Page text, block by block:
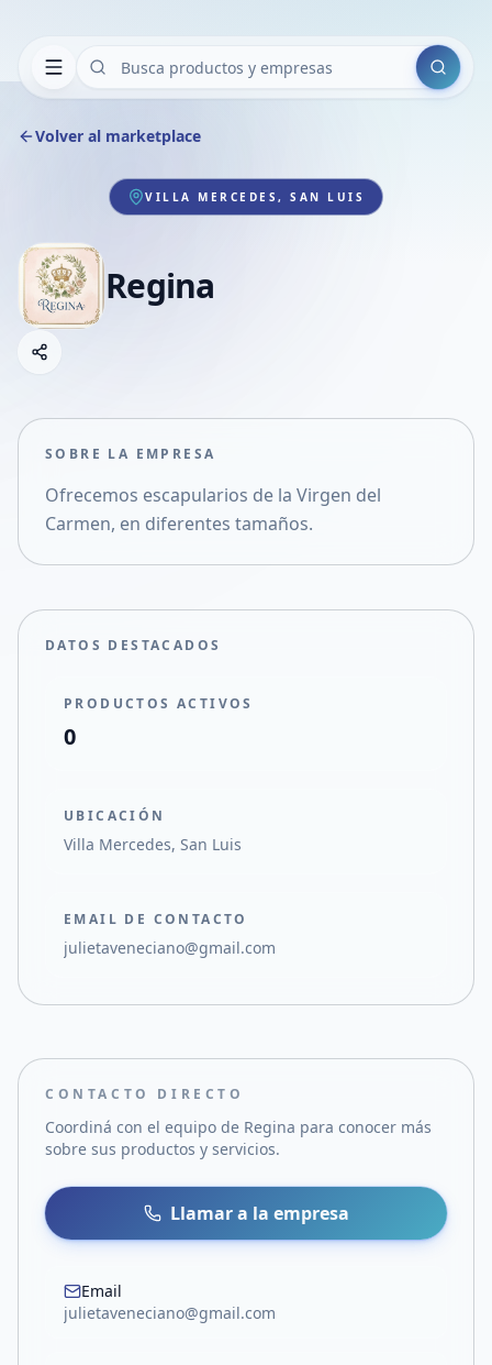
Buscar
Volver al marketplace
VILLA MERCEDES, SAN LUIS
Regina
Compartir empresa
Compartir en X
SOBRE LA EMPRESA
Ofrecemos escapularios de la Virgen del
Carmen, en diferentes tamaños.
DATOS DESTACADOS
PRODUCTOS ACTIVOS
0
UBICACIÓN
Villa Mercedes, San Luis
EMAIL DE CONTACTO
julietaveneciano@gmail.com
CONTACTO DIRECTO
Coordiná con el equipo de Regina para conocer más
sobre sus productos y servicios.
Llamar a la empresa
Email
julietaveneciano@gmail.com